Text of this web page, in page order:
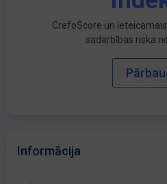
CrefoScore un
sadarbības riska
Informācija